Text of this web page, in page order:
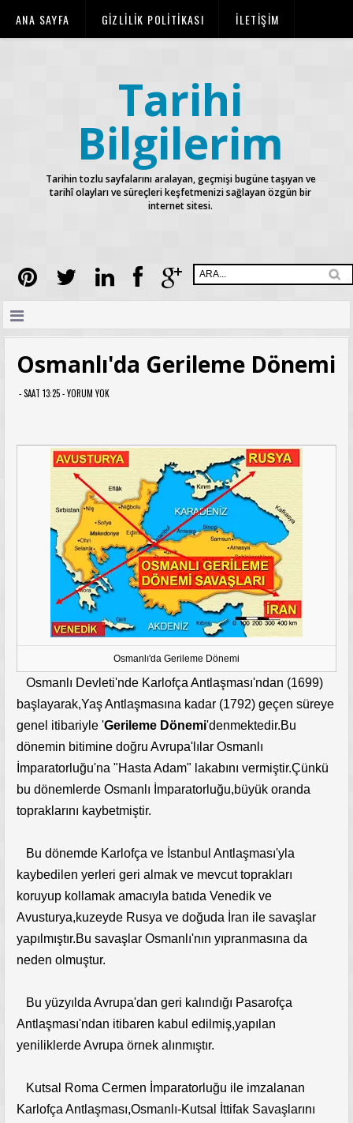
ANA SAYFA GİZLİLİK POLİTİKASI İLETİŞİM
Tarihi
Bilgilerim
Tarihin tozlu sayfalarını aralayan, geçmişi bugüne taşıyan ve
tarihî olayları ve süreçleri keşfetmenizi sağlayan özgün bir
internet sitesi.
Osmanlı'da Gerileme Dönemi
- SAAT 13:25 -YORUM YOK
Osmanlı'da Gerileme Dönemi
Osmanlı Devleti'nde Karlofça Antlaşması'ndan (1699)
başlayarak,Yaş Antlaşmasına kadar (1792) geçen süreye
genel itibariyle 'Gerileme Dönemi'denmektedir.Bu
dönemin bitimine doğru Avrupa'lılar Osmanlı
İmparatorluğu'na "Hasta Adam" lakabını vermiştir.Çünkü
bu dönemlerde Osmanlı İmparatorluğu,büyük oranda
topraklarını kaybetmiştir.
Bu dönemde Karlofça ve İstanbul Antlaşması'yla
kaybedilen yerleri geri almak ve mevcut toprakları
koruyup kollamak amacıyla batıda Venedik ve
Avusturya,kuzeyde Rusya ve doğuda İran ile savaşlar
yapılmıştır.Bu savaşlar Osmanlı'nın yıpranmasına da
neden olmuştur.
Bu yüzyılda Avrupa'dan geri kalındığı Pasarofça
Antlaşması'ndan itibaren kabul edilmiş,yapılan
yeniliklerde Avrupa örnek alınmıştır.
Kutsal Roma Cermen İmparatorluğu ile imzalanan
Karlofça Antlaşması,Osmanlı-Kutsal İttifak Savaşlarını